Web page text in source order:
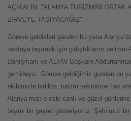
AÇIKALIN: "ALANYA TURİZMİNİ ORTAK
ZİRVEYE TAŞIYACAĞIZ"
Göreve geldikleri günden bu yana
noktaya taşımak için çalıştıklarını
Danışmanı ve ALTAV Başkanı
gemideyiz. Göreve geldiğimiz günden bu
ekibimizle birlikte, turizm sektörüne hak
Alanya’mızı o eski canlı ve güzel
büyük bir gayret gösteriyoruz. Şehrimizi bir